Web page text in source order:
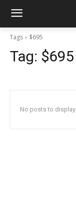
Tags $695
Tag: $695
No posts to display